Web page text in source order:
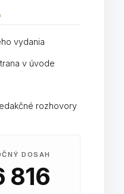
vydania
v úvode
rozhovory
DOSAH
816